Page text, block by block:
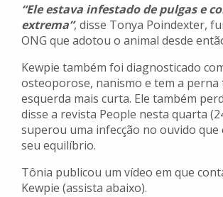
“Ele estava infestado de pulgas e
extrema”, disse Tonya Poindexter,
ONG que adotou o animal desde
Kewpie também foi diagnosticado
osteoporose, nanismo e tem a perna
esquerda mais curta. Ele também
disse a revista People nesta quarta
superou uma infecção no ouvido
seu equilíbrio.
Tônia publicou um vídeo em que
Kewpie (assista abaixo).